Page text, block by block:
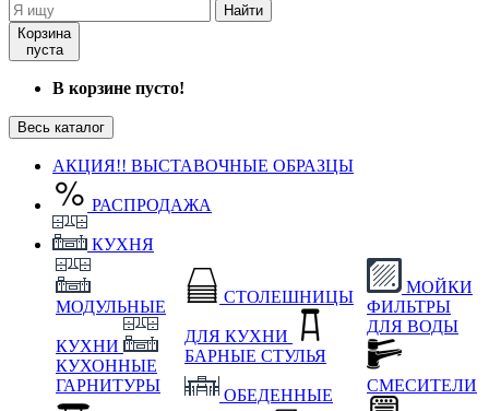
Найти
Корзина
пуста
В корзине пусто!
Весь каталог
АКЦИЯ!! ВЫСТАВОЧНЫЕ ОБРАЗЦЫ
РАСПРОДАЖА
КУХНЯ
МОДУЛЬНЫЕ
КУХНИ
КУХОННЫЕ
ГАРНИТУРЫ
СТОЛЕШНИЦЫ
ДЛЯ КУХНИ
БАРНЫЕ СТУЛЬЯ
ОБЕДЕННЫЕ
МОЙКИ
ФИЛЬТРЫ
ДЛЯ ВОДЫ
СМЕСИТЕЛИ